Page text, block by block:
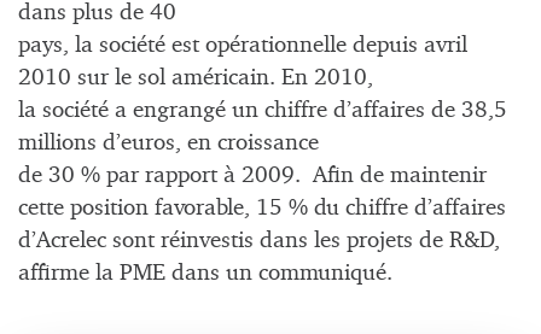
dans plus de 40
pays, la société est opérationnelle depuis avril
2010 sur le sol américain. En 2010,
la société a engrangé un chiffre d’affaires de 38,5
millions d’euros, en croissance
de 30 % par rapport à 2009. Afin de maintenir
cette position favorable, 15 % du chiffre d’affaires
d’Acrelec sont réinvestis dans les projets de R&D,
affirme la PME dans un communiqué.